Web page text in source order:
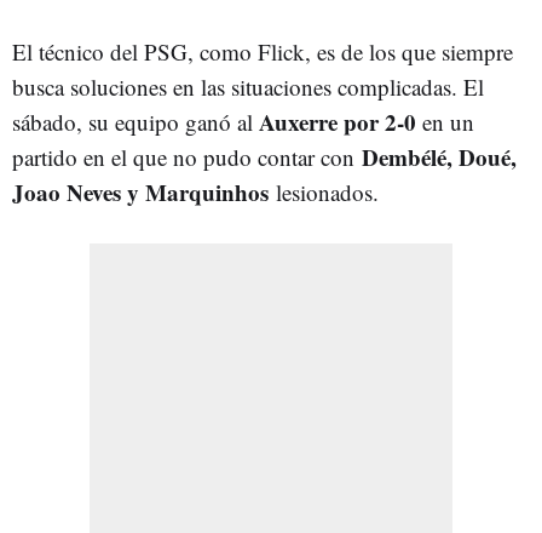
El técnico del PSG, como Flick, es de los que siempre
busca soluciones en las situaciones complicadas. El
sábado, su equipo ganó al Auxerre por 2-0 en un
partido en el que no pudo contar con Dembélé, Doué,
Joao Neves y Marquinhos lesionados.